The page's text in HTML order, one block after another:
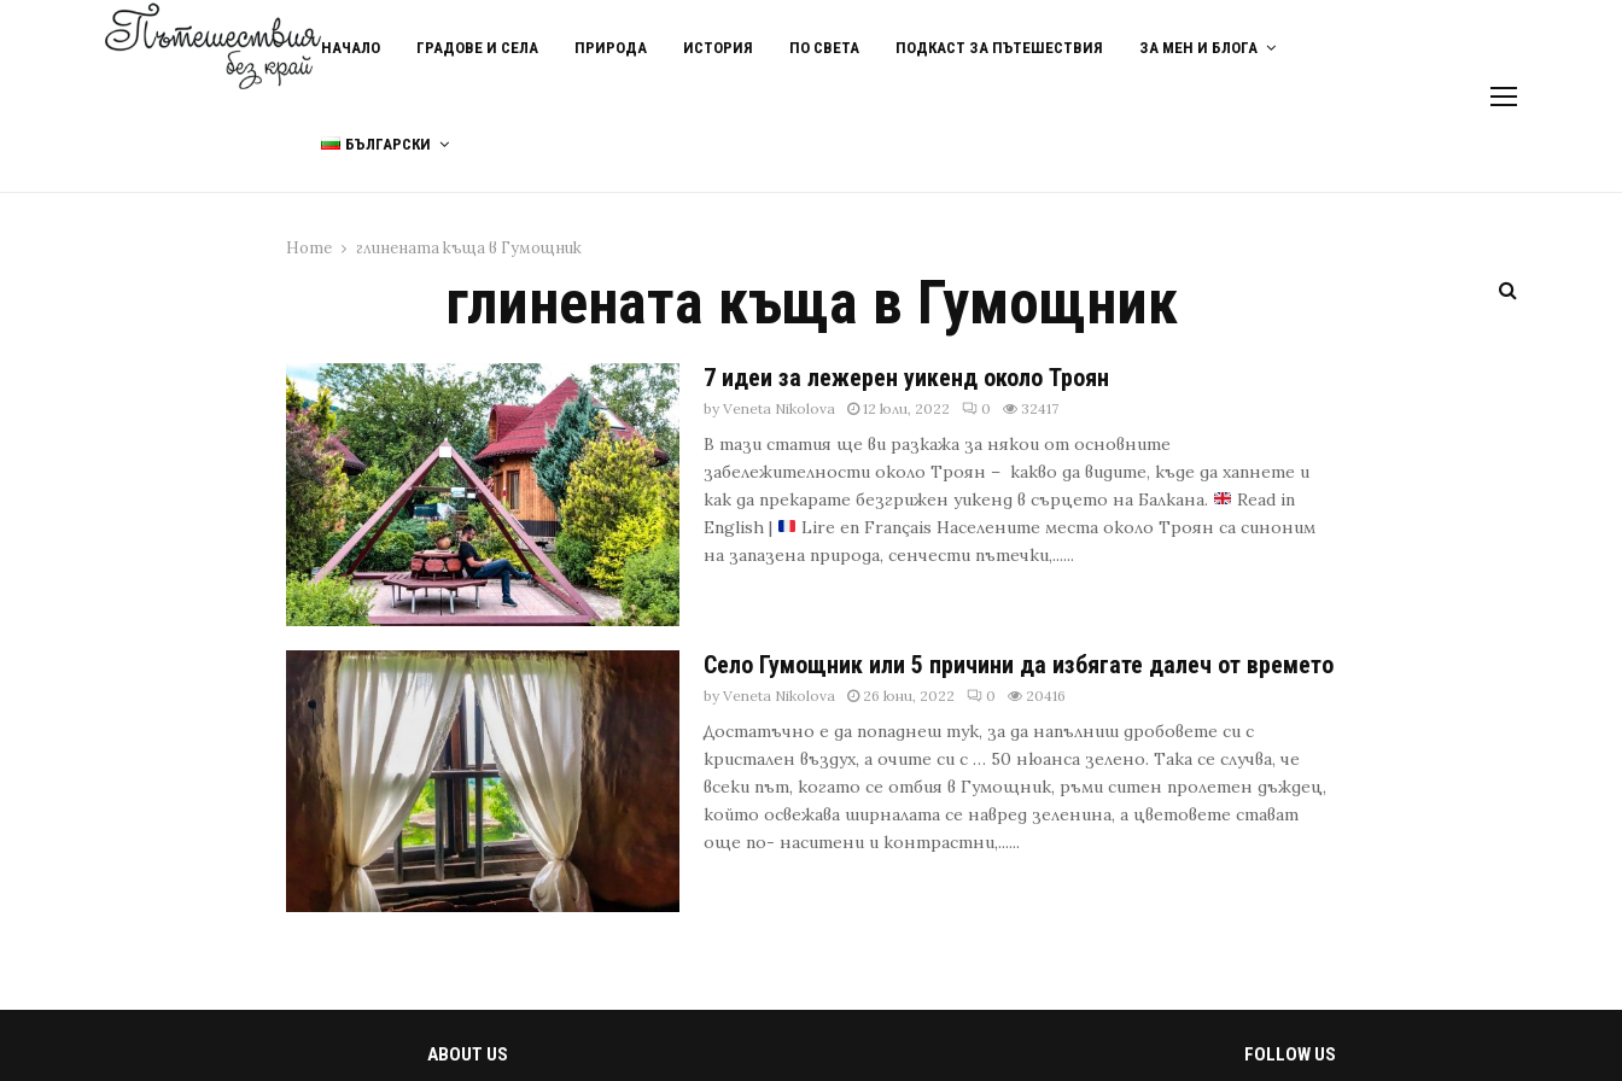
НАЧАЛО ГРАДОВЕ И СЕЛА ПРИРОДА ИСТОРИЯ ПО СВЕТА ПОДКАСТ ЗА ПЪТЕШЕСТВИЯ ЗА МЕН И БЛОГА
БЪЛГАРСКИ
Home глинената къща в Гумощник
глинената къща в Гумощник
7 идеи за лежерен уикенд около Троян
byVeneta Nikolova 12 юли, 2022 0 32417
В тази статия ще ви разкажа за някои от основните
забележителности около Троян – какво да видите, къде да хапнете и
как да прекарате безгрижен уикенд в сърцето на Балкана.
Read in
English |
Lire en Français Населените места около Троян са синоним
на запазена природа, сенчести пътечки,......
Село Гумощник или 5 причини да избягате далеч от времето
byVeneta Nikolova 26 юни, 2022 0 20416
Достатъчно е да попаднеш тук, за да напълниш дробовете си с
кристален въздух, а очите си с … 50 нюанса зелено. Така се случва, че
всеки път, когато се отбия в Гумощник, ръми ситен пролетен дъждец,
който освежава ширналата се навред зеленина, а цветовете стават
още по- наситени и контрастни,......
ABOUT US FOLLOW US